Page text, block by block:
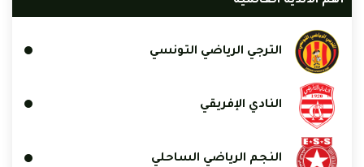
الترجي الرياضي التونسي
النادي الإفريقي
النجم الرياضي الساحلي